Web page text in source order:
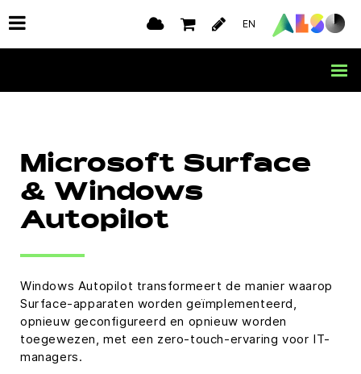
EN
Microsoft Surface
& Windows
Autopilot
Windows Autopilot transformeert de manier waarop
Surface-apparaten worden geïmplementeerd,
opnieuw geconfigureerd en opnieuw worden
toegewezen, met een zero-touch-ervaring voor IT-
managers.